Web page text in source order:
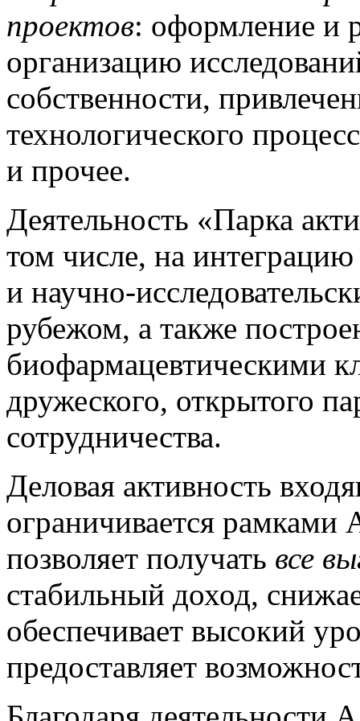
проектов: оформление и
организацию
собственности,
технологического
и прочее.
Деятельность «Парка
том числе, на
и научно-
рубежом, а также
биофармацевтическими
дружеского, открытого
сотрудничества.
Деловая активность
ограничивается рамками
позволяет получать все
стабильный доход,
обеспечивает высокий
предоставляет